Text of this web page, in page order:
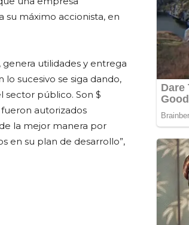
máximo accionista, en
utilidades y entrega
sucesivo se siga dando,
sector público. Son $
autorizados
la mejor manera por
en su plan de desarrollo”,